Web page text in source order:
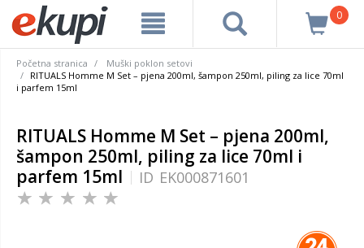
0
Početna stranica
Muški poklon setovi
RITUALS Homme M Set – pjena 200ml, šampon 250ml, piling za lice 70ml
i parfem 15ml
RITUALS Homme M Set – pjena 200ml,
šampon 250ml, piling za lice 70ml i
parfem 15ml
ID EK000871601